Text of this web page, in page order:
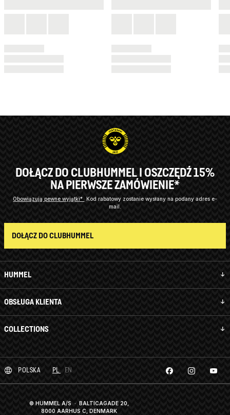
HUMMEL
OBSŁUGA KLIENTA
COLLECTIONS
DOŁĄCZ DO CLUBHUMMEL I OSZCZĘDŹ 15%
NA PIERWSZE ZAMÓWIENIE*
Obowiązują pewne wyjątki*
Kod rabatowy zostanie wysłany na podany adres e-
mail.
DOŁĄCZ DO CLUBHUMMEL
POLSKA PL EN
© HUMMEL A/S · BALTICAGADE 20,
8000 AARHUS C, DENMARK